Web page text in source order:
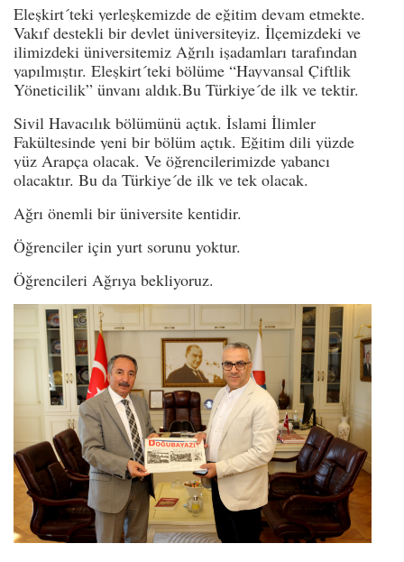
Eleşkirt´teki yerleşkemizde de eğitim devam etmekte.
Vakıf destekli bir devlet üniversiteyiz. İlçemizdeki ve
ilimizdeki üniversitemiz Ağrılı işadamları tarafından
yapılmıştır. Eleşkirt´teki bölüme “Hayvansal Çiftlik
Yöneticilik” ünvanı aldık.Bu Türkiye´de ilk ve tektir.
Sivil Havacılık bölümünü açtık. İslami İlimler
Fakültesinde yeni bir bölüm açtık. Eğitim dili yüzde
yüz Arapça olacak. Ve öğrencilerimizde yabancı
olacaktır. Bu da Türkiye´de ilk ve tek olacak.
Ağrı önemli bir üniversite kentidir.
Öğrenciler için yurt sorunu yoktur.
Öğrencileri Ağrıya bekliyoruz.